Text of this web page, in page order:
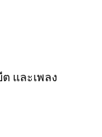
และเพลง